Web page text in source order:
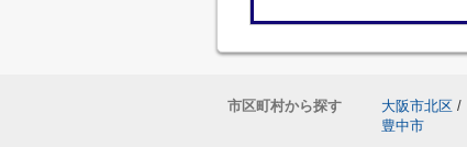
市区町村から探す 大阪市北区 /
豊中市